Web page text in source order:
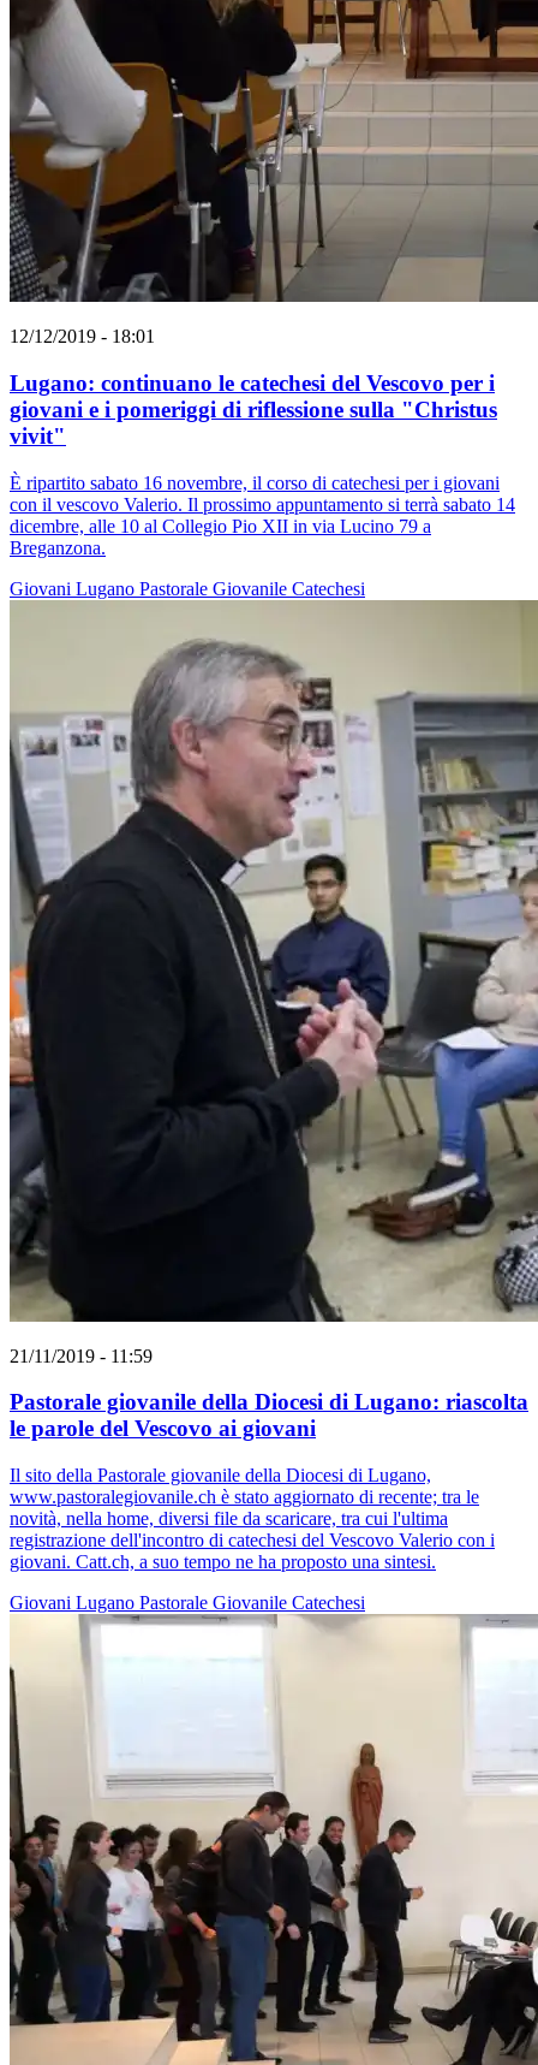
12/12/2019 - 18:01
Lugano: continuano le catechesi del Vescovo per i
giovani e i pomeriggi di riflessione sulla "Christus
vivit"
È ripartito sabato 16 novembre, il corso di catechesi per i giovani
con il vescovo Valerio. Il prossimo appuntamento si terrà sabato 14
dicembre, alle 10 al Collegio Pio XII in via Lucino 79 a
Breganzona.
Giovani Lugano Pastorale Giovanile Catechesi
21/11/2019 - 11:59
Pastorale giovanile della Diocesi di Lugano: riascolta
le parole del Vescovo ai giovani
Il sito della Pastorale giovanile della Diocesi di Lugano,
www.pastoralegiovanile.ch è stato aggiornato di recente; tra le
novità, nella home, diversi file da scaricare, tra cui l'ultima
registrazione dell'incontro di catechesi del Vescovo Valerio con i
giovani. Catt.ch, a suo tempo ne ha proposto una sintesi.
Giovani Lugano Pastorale Giovanile Catechesi